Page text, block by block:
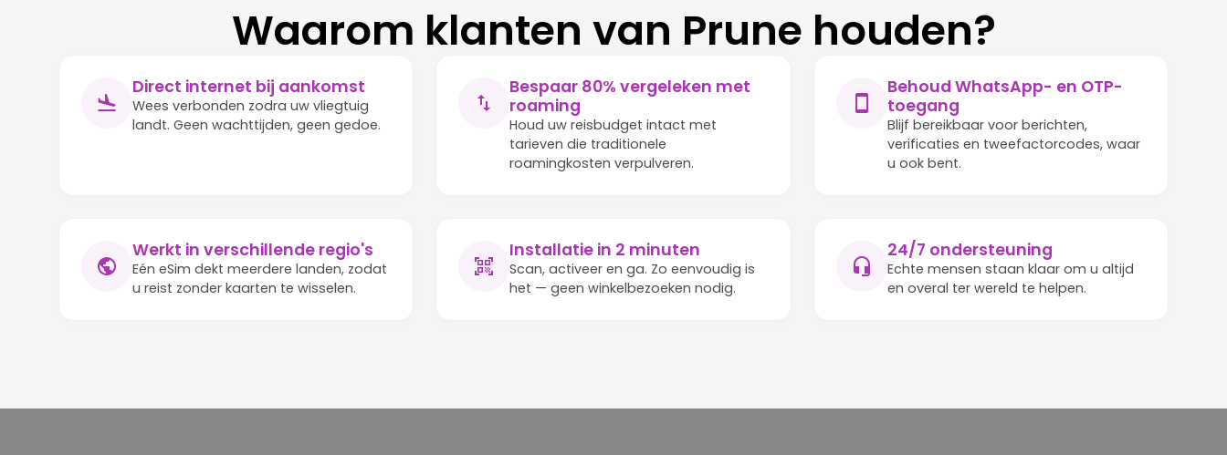
Waarom klanten van Prune houden?
Direct internet bij aankomst
Wees verbonden zodra uw vliegtuig
landt. Geen wachttijden, geen gedoe.
Bespaar 80% vergeleken met
roaming
Houd uw reisbudget intact met
tarieven die traditionele
roamingkosten verpulveren.
Behoud WhatsApp- en OTP-
toegang
Blijf bereikbaar voor berichten,
verificaties en tweefactorcodes, waar
u ook bent.
Werkt in verschillende regio's
Eén eSim dekt meerdere landen, zodat
u reist zonder kaarten te wisselen.
Installatie in 2 minuten
Scan, activeer en ga. Zo eenvoudig is
het — geen winkelbezoeken nodig.
24/7 ondersteuning
Echte mensen staan klaar om u altijd
en overal ter wereld te helpen.